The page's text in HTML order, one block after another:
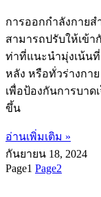
การออกกำลังกาย
สามารถปรับให้เข้
ท่าที่แนะนำมุ่งเน้นที่
หลัง หรือทั่วร่างกา
เพื่อป้องกันการบา
ขึ้น
อ่านเพิ่มเติม »
กันยายน 18, 2024
Page1 Page2